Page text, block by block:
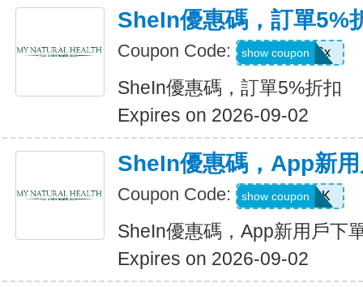
SheIn優惠碼，訂單5%
Coupon Code: stb4t5u06x
show coupon
SheIn優惠碼，訂單5%折扣
Expires on 2026-09-02
SheIn優惠碼，App新
Coupon Code: 4WM786K
show coupon
SheIn優惠碼，App新用戶下
Expires on 2026-09-02